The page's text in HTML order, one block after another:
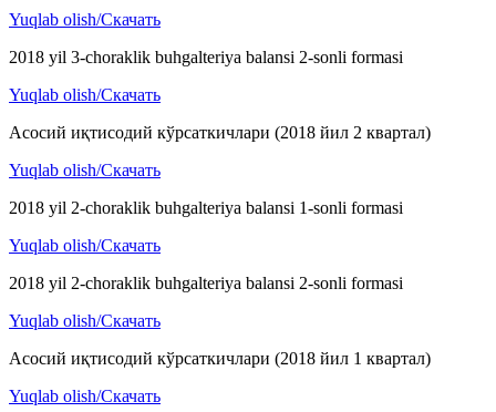
Yuqlab olish/Скачать
2018 yil 3-choraklik buhgalteriya balansi 2-sonli formasi
Yuqlab olish/Скачать
Асосий иқтисодий кўрсаткичлари (2018 йил 2 квартал)
Yuqlab olish/Скачать
2018 yil 2-choraklik buhgalteriya balansi 1-sonli formasi
Yuqlab olish/Скачать
2018 yil 2-choraklik buhgalteriya balansi 2-sonli formasi
Yuqlab olish/Скачать
Асосий иқтисодий кўрсаткичлари (2018 йил 1 квартал)
Yuqlab olish/Скачать